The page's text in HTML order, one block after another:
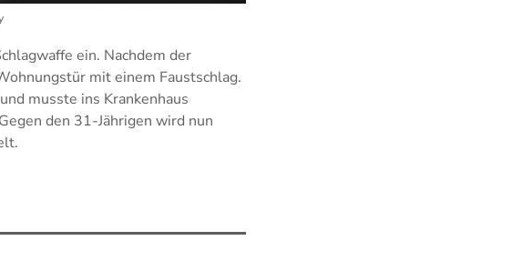
ein. Nachdem der
mit einem Faustschlag.
musste ins Krankenhaus
den 31-Jährigen wird nun